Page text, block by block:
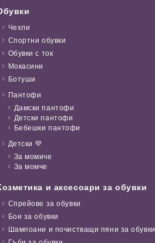
Чехли
Спортни обувки
Обувки с ток
Мокасини
Ботуши
Пантофи
Дамски пантофи
Детски пантофи
Бебешки пантофи
Детски 💜
За момиче
За момче
и аксесоари за обувки
Спрейове за обувки
Бои за обувки
Шампоани и почистващи пяни за обувки